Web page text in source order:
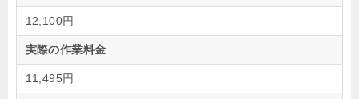
12,100円
実際の作業料金
11,495円